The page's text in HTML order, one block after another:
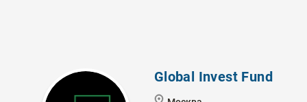
Global Invest Fund